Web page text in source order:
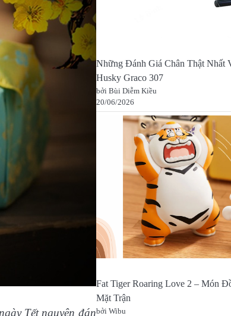
Tết nguyên đán
Những Đánh Giá Chân Thật Nhất
Husky Graco 307
bởi Bùi Diễm Kiều
20/06/2026
Fat Tiger Roaring Love 2 – Món
Mặt Trận
bởi Wibu